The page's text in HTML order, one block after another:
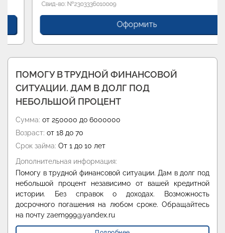
Свид-во: №2303336010009
Оформить
ПОМОГУ В ТРУДНОЙ ФИНАНСОВОЙ
СИТУАЦИИ. ДАМ В ДОЛГ ПОД
НЕБОЛЬШОЙ ПРОЦЕНТ
Сумма: от 250000 до 6000000
Возраст: от 18 до 70
Срок займа: От 1 до 10 лет
Дополнительная информация:
Помогу в трудной финансовой ситуации. Дам в долг под
небольшой процент независимо от вашей кредитной
истории. Без справок о доходах. Возможность
досрочного погашения на любом сроке. Обращайтесь
на почту zaem999@yandex.ru